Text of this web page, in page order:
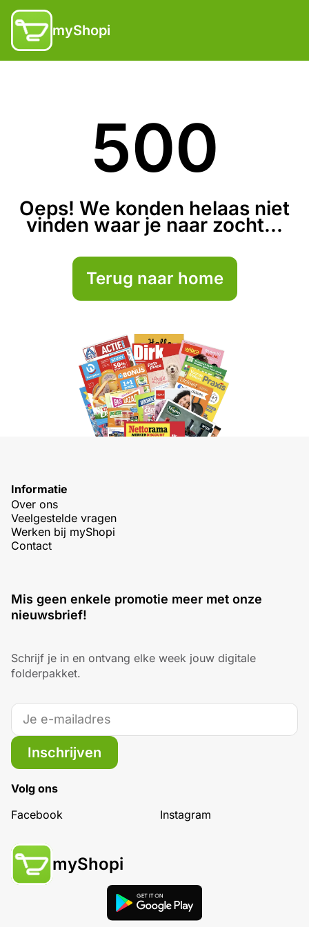
myShopi
500
Oeps! We konden helaas niet
vinden waar je naar zocht...
Terug naar home
Informatie
Over ons
Veelgestelde vragen
Werken bij myShopi
Contact
Mis geen enkele promotie meer met onze
nieuwsbrief!
Schrijf je in en ontvang elke week jouw digitale
folderpakket.
Inschrijven
Volg ons
Facebook
Instagram
myShopi